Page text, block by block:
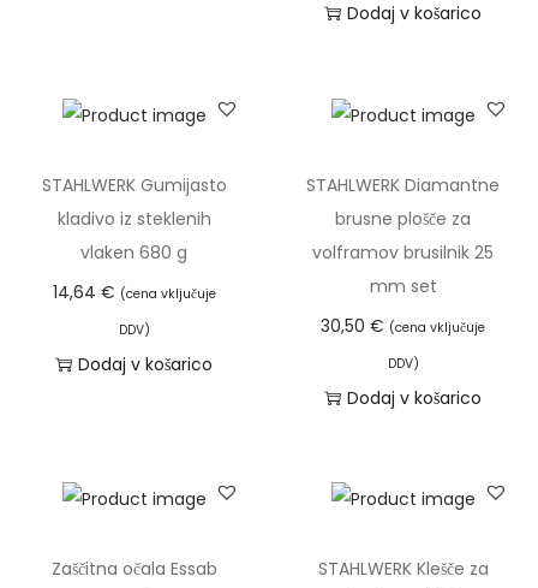
Dodaj v košarico
STAHLWERK Gumijasto
kladivo iz steklenih
vlaken 680 g
14,64 € (cena vključuje
DDV)
Dodaj v košarico
STAHLWERK Diamantne
brusne plošče za
volframov brusilnik 25
mm set
30,50€ (cena vključuje
DDV)
Dodaj v košarico
Zaščitna očala Essab
STAHLWERK Klešče za